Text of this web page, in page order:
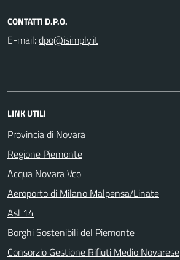
CONTATTI D.P.O.
E-mail:
LINK UTILI
Provincia di Novara
Regione Piemonte
Acqua Novara Vco
Aeroporto di Milano Malpensa/Linate
Asl 14
Borghi Sostenibili del Piemonte
Consorzio Gestione Rifiuti Medio Novarese